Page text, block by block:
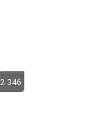
2 346